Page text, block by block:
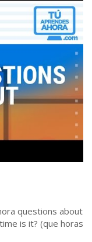
questions about
is it? (que horas